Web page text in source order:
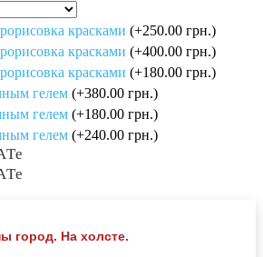
красками (+250.00 грн.)
красками (+400.00 грн.)
красками (+180.00 грн.)
гелем (+380.00 грн.)
гелем (+180.00 грн.)
гелем (+240.00 грн.)
город. На холсте.